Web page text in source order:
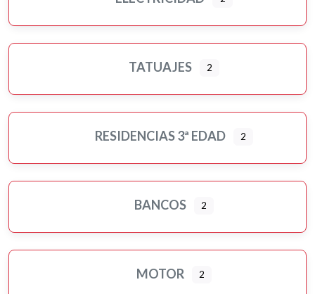
TATUAJES 2
RESIDENCIAS 3ª EDAD 2
BANCOS 2
MOTOR 2